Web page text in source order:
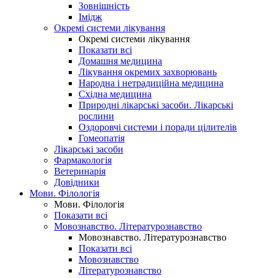
Зовнішність
Імідж
Окремі системи лікування
Окремі системи лікування
Показати всі
Домашня медицина
Лікування окремих захворювань
Народна і нетрадиційна медицина
Східна медицина
Природні лікарські засоби. Лікарські
рослини
Оздоровчі системи і поради цілителів
Гомеопатія
Лікарські засоби
Фармакологія
Ветеринарія
Довідники
Мови. Філологія
Мови. Філологія
Показати всі
Мовознавство. Літературознавство
Мовознавство. Літературознавство
Показати всі
Мовознавство
Літературознавство